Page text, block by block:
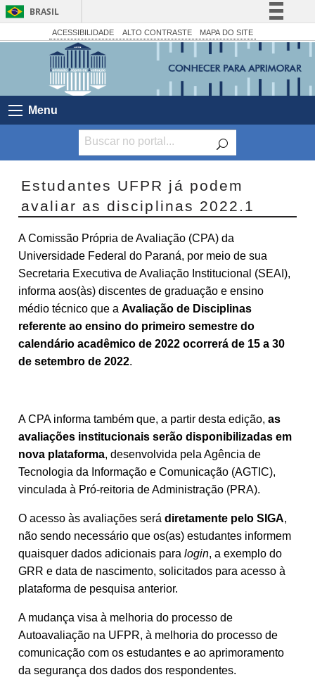
BRASIL
Simplifique!
Comunica BR
Acesso à informação
Canais
ACESSIBILIDADE ALTO CONTRASTE MAPA DO SITE
Menu
Estudantes UFPR já podem
avaliar as disciplinas 2022.1
A Comissão Própria de Avaliação (CPA) da
Universidade Federal do Paraná, por meio de sua
Secretaria Executiva de Avaliação Institucional (SEAI),
informa aos(às) discentes de graduação e ensino
médio técnico que a Avaliação de Disciplinas
referente ao ensino do primeiro semestre do
calendário acadêmico de 2022 ocorrerá de 15 a 30
de setembro de 2022.
A CPA informa também que, a partir desta edição, as
avaliações institucionais serão disponibilizadas em
nova plataforma, desenvolvida pela Agência de
Tecnologia da Informação e Comunicação (AGTIC),
vinculada à Pró-reitoria de Administração (PRA).
O acesso às avaliações será diretamente pelo SIGA,
não sendo necessário que os(as) estudantes informem
quaisquer dados adicionais para login, a exemplo do
GRR e data de nascimento, solicitados para acesso à
plataforma de pesquisa anterior.
A mudança visa à melhoria do processo de
Autoavaliação na UFPR, à melhoria do processo de
comunicação com os estudantes e ao aprimoramento
da segurança dos dados dos respondentes.